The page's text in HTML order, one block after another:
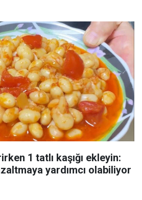
1 tatlı kaşığı ekleyin:
yardımcı olabiliyor